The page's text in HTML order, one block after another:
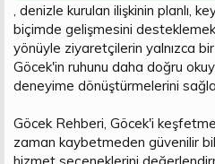
, denizle kurulan ilişkinin planlı,
biçimde gelişmesini
yönüyle ziyaretçilerin yalnızca
Göcek'in ruhunu daha doğru
deneyime dönüştürmelerini
Göcek Rehberi, Göcek'i
zaman kaybetmeden güvenilir
hizmet seçeneklerini